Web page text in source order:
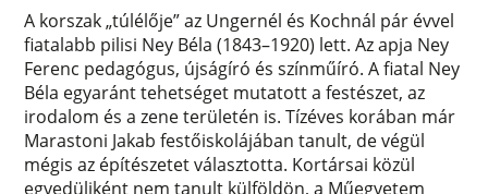
A korszak „túlélője” az Ungernél és Kochnál pár évvel
fiatalabb pilisi Ney Béla (1843–1920) lett. Az apja Ney
Ferenc pedagógus, újságíró és színműíró. A fiatal Ney
Béla egyaránt tehetséget mutatott a festészet, az
irodalom és a zene területén is. Tízéves korában már
Marastoni Jakab festőiskolájában tanult, de végül
mégis az építészetet választotta. Kortársai közül
egyedüliként nem tanult külföldön, a Műegyetem